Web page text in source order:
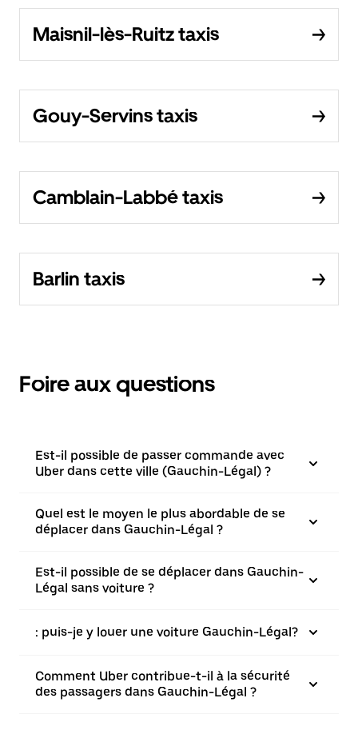
Maisnil-lès-Ruitz taxis
Gouy-Servins taxis
Camblain-Labbé taxis
Barlin taxis
Foire aux questions
Est-il possible de passer commande avec
Uber dans cette ville (Gauchin-Légal) ?
Quel est le moyen le plus abordable de se
déplacer dans Gauchin-Légal ?
Est-il possible de se déplacer dans Gauchin-
Légal sans voiture ?
: puis-je y louer une voiture Gauchin-Légal?
Comment Uber contribue-t-il à la sécurité
des passagers dans Gauchin-Légal ?